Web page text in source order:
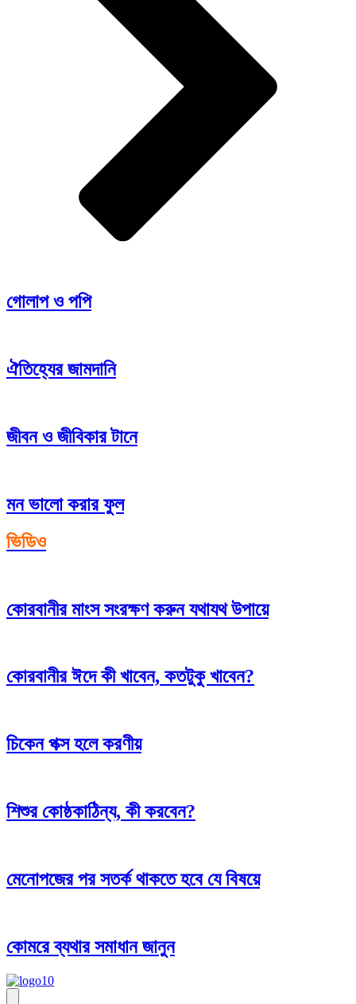
গোলাপ ও পপি
ঐতিহ্যের জামদানি
জীবন ও জীবিকার টানে
মন ভালো করার ফুল
ভিডিও
কোরবানীর মাংস সংরক্ষণ করুন যথাযথ উপায়ে
কোরবানীর ঈদে কী খাবেন, কতটুকু খাবেন?
চিকেন পক্স হলে করণীয়
শিশুর কোষ্ঠকাঠিন্য, কী করবেন?
মেনোপজের পর সতর্ক থাকতে হবে যে বিষয়ে
কোমরে ব্যথার সমাধান জানুন